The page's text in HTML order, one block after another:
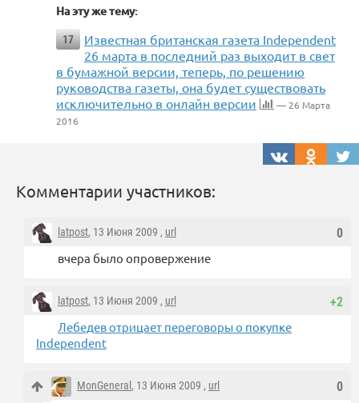
На эту же тему:
17
Известная британская газета Independent
26 марта в последний раз выходит в свет
в бумажной версии, теперь, по решению
руководства газеты, она будет существовать
исключительно в онлайн версии
— 26 Марта
2016
Комментарии участников:
0
latpost, 13 Июня 2009 , url
вчера было опровержение
+2
latpost, 13 Июня 2009 , url
Лебедев отрицает переговоры о покупке
Independent
0
MonGeneral , 13 Июня 2009 , url